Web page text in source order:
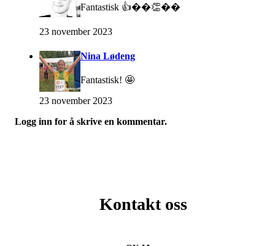
Fantastisk 👍��👏��
23 november 2023
Nina Lødeng
Fantastisk! 🤩
23 november 2023
Logg inn for å skrive en kommentar.
Kontakt oss